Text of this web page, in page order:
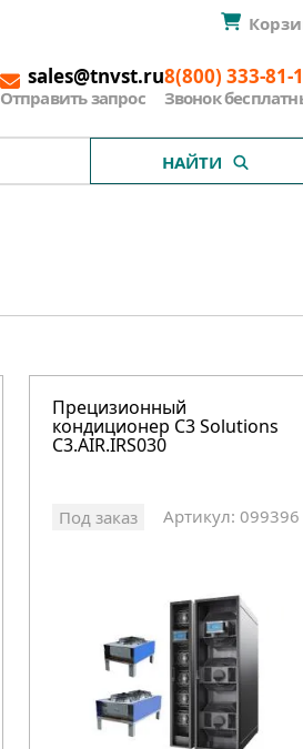
sales@tnvst.ru
Отправить запрос
8(800) 333-81-
Звонок
НАЙТИ
Прецизионный
кондиционер C3 Solutions
C3.AIR.IRS030
Под заказ Артикул: 099396